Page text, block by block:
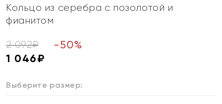
Кольцо из серебра с позолотой и
фианитом
2 092₽ -50%
1 046₽
Выберите размер: